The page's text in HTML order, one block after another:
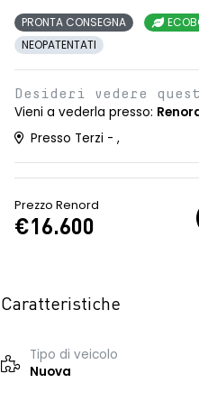
PRONTA CONSEGNA
NEOPATENTATI
Desideri vedere
Vieni a vederla presso:
Presso Terzi - ,
Prezzo Renord
€16.600
Caratteristiche
Tipo di veicolo
Nuova